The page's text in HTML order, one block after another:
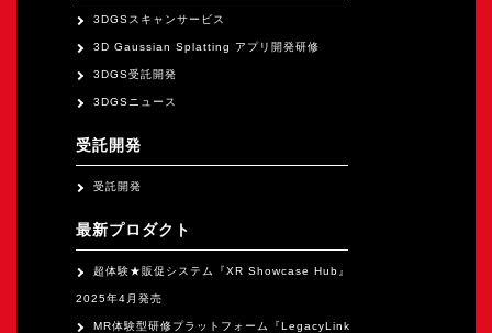
3DGSスキャンサービス
3D Gaussian Splatting アプリ開発研修
3DGS受託開発
3DGSニュース
受託開発
受託開発
最新プロダクト
超体験★販促システム『XR Showcase Hub』
2025年4月発売
MR体験型研修プラットフォーム『LegacyLink